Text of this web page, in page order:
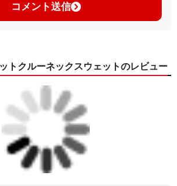
コメント送信
トクルーネックスウェットのレビュー